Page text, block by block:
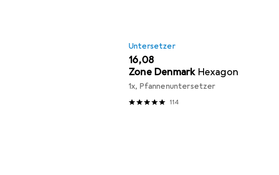
Untersetzer
EUR
16,08
Zone Denmark Hexagon
1x, Pfannenuntersetzer
114